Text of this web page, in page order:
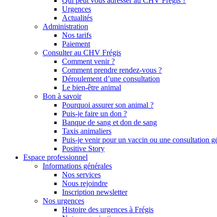
Urgences
Actualités
Administration
Nos tarifs
Paiement
Consulter au CHV Frégis
Comment venir ?
Comment prendre rendez-vous ?
Déroulement d’une consultation
Le bien-être animal
Bon à savoir
Pourquoi assurer son animal ?
Puis-je faire un don ?
Banque de sang et don de sang
Taxis animaliers
Puis-je venir pour un vaccin ou une consultation
Positive Story
Espace professionnel
Informations générales
Nos services
Nous rejoindre
Inscription newsletter
Nos urgences
Histoire des urgences à Frégis